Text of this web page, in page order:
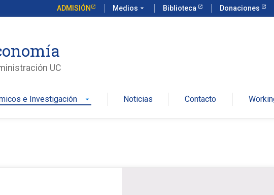
ADMISIÓN Medios arrow_drop_down Biblioteca Donaciones
UC
e Investigación arrow_drop_down Noticias Contacto